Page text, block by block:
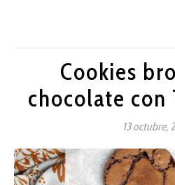
Cookies
chocolate con
13 octubre,